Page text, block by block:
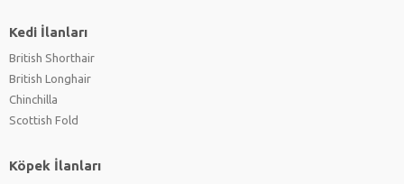
Kedi İlanları
British Shorthair
British Longhair
Chinchilla
Scottish Fold
Köpek İlanları